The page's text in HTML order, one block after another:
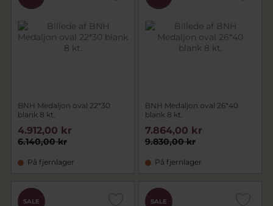
BNH Medaljon oval 22*30
blank 8 kt.
6.140,00 kr
4.912,00 kr
På fjernlager
BNH Medaljon oval 26*40
blank 8 kt.
9.830,00 kr
7.864,00 kr
På fjernlager
SALE SALE